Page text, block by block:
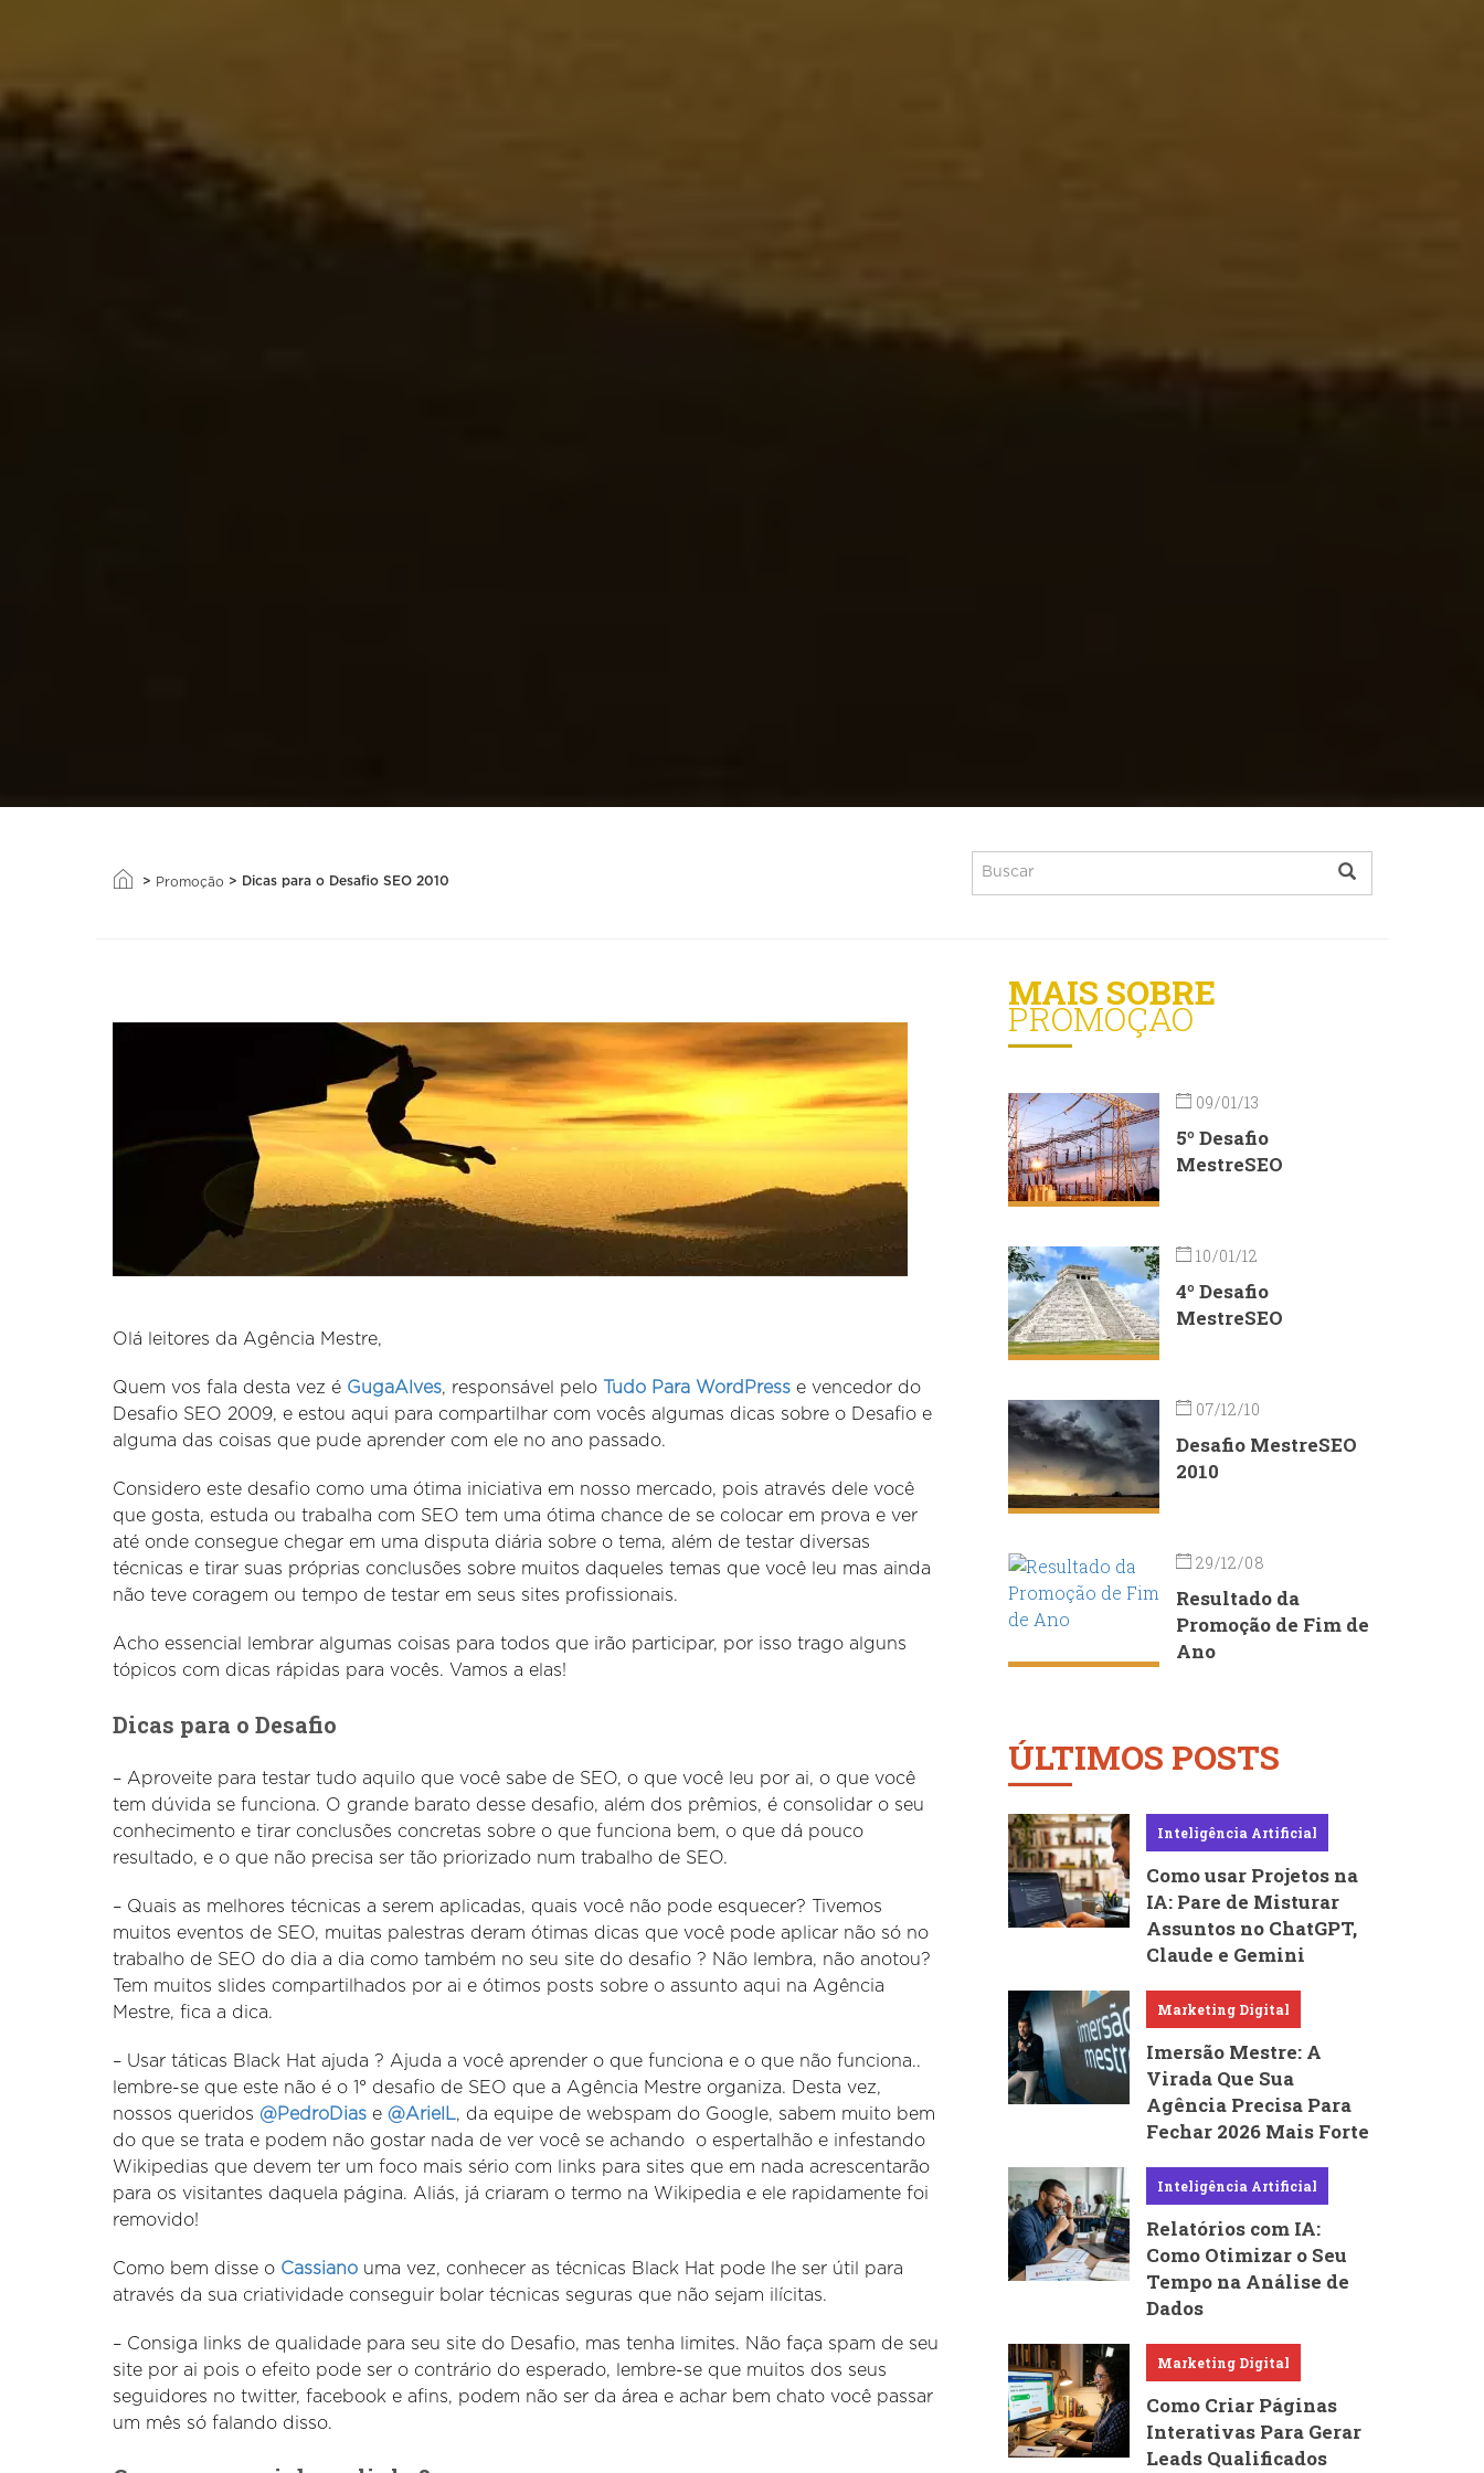
> Promoção > Dicas para o Desafio SEO 2010
Olá leitores da Agência Mestre,
Quem vos fala desta vez é GugaAlves, responsável pelo Tudo Para WordPress e vencedor do
Desafio SEO 2009, e estou aqui para compartilhar com vocês algumas dicas sobre o Desafio e
alguma das coisas que pude aprender com ele no ano passado.
Considero este desafio como uma ótima iniciativa em nosso mercado, pois através dele você
que gosta, estuda ou trabalha com SEO tem uma ótima chance de se colocar em prova e ver
até onde consegue chegar em uma disputa diária sobre o tema, além de testar diversas
técnicas e tirar suas próprias conclusões sobre muitos daqueles temas que você leu mas ainda
não teve coragem ou tempo de testar em seus sites profissionais.
Acho essencial lembrar algumas coisas para todos que irão participar, por isso trago alguns
tópicos com dicas rápidas para vocês. Vamos a elas!
Dicas para o Desafio
– Aproveite para testar tudo aquilo que você sabe de SEO, o que você leu por ai, o que você
tem dúvida se funciona. O grande barato desse desafio, além dos prêmios, é consolidar o seu
conhecimento e tirar conclusões concretas sobre o que funciona bem, o que dá pouco
resultado, e o que não precisa ser tão priorizado num trabalho de SEO.
– Quais as melhores técnicas a serem aplicadas, quais você não pode esquecer? Tivemos
muitos eventos de SEO, muitas palestras deram ótimas dicas que você pode aplicar não só no
trabalho de SEO do dia a dia como também no seu site do desafio ? Não lembra, não anotou?
Tem muitos slides compartilhados por ai e ótimos posts sobre o assunto aqui na Agência
Mestre, fica a dica.
– Usar táticas Black Hat ajuda ? Ajuda a você aprender o que funciona e o que não funciona..
lembre-se que este não é o 1° desafio de SEO que a Agência Mestre organiza. Desta vez,
nossos queridos @PedroDias e @ArielL, da equipe de webspam do Google, sabem muito bem
do que se trata e podem não gostar nada de ver você se achando o espertalhão e infestando
Wikipedias que devem ter um foco mais sério com links para sites que em nada acrescentarão
para os visitantes daquela página. Aliás, já criaram o termo na Wikipedia e ele rapidamente foi
removido!
Como bem disse o Cassiano uma vez, conhecer as técnicas Black Hat pode lhe ser útil para
através da sua criatividade conseguir bolar técnicas seguras que não sejam ilícitas.
– Consiga links de qualidade para seu site do Desafio, mas tenha limites. Não faça spam de seu
site por ai pois o efeito pode ser o contrário do esperado, lembre-se que muitos dos seus
seguidores no twitter, facebook e afins, podem não ser da área e achar bem chato você passar
um mês só falando disso.
MAIS SOBRE
PROMOÇÃO
09/01/13
5º Desafio
MestreSEO
10/01/12
4º Desafio
MestreSEO
07/12/10
Desafio MestreSEO
2010
29/12/08
Resultado da
Promoção de Fim de
Ano
ÚLTIMOS POSTS
Inteligência Artificial
Como usar Projetos na
IA: Pare de Misturar
Assuntos no ChatGPT,
Claude e Gemini
Marketing Digital
Imersão Mestre: A
Virada Que Sua
Agência Precisa Para
Fechar 2026 Mais Forte
Inteligência Artificial
Relatórios com IA:
Como Otimizar o Seu
Tempo na Análise de
Dados
Marketing Digital
Como Criar Páginas
Interativas Para Gerar
Leads Qualificados